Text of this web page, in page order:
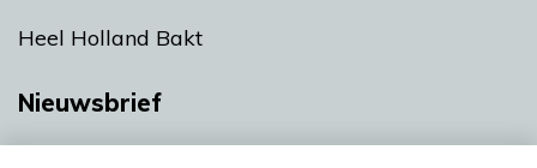
Heel Holland Bakt
Nieuwsbrief